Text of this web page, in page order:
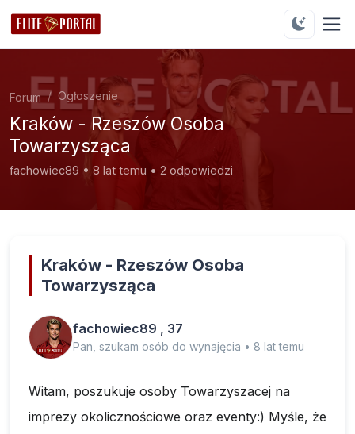
Forum Ogłoszenie
Kraków - Rzeszów Osoba
Towarzysząca
fachowiec89 • 8 lat temu • 2 odpowiedzi
Kraków - Rzeszów Osoba
Towarzysząca
fachowiec89 , 37
Pan, szukam osób do wynajęcia • 8 lat temu
Witam, poszukuje osoby Towarzyszacej na
imprezy okolicznościowe oraz eventy:) Myśle, że